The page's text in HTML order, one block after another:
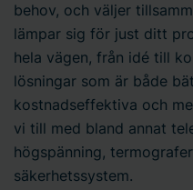
behov, och väljer
lämpar sig för just ditt
hela vägen, från idé till
lösningar som är både
kostnadseffektiva och
vi till med bland annat
högspänning,
säkerhetssystem.